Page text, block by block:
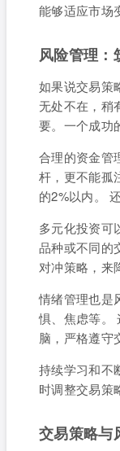
能够适应市场
风险管理：
如果说交易策
无处不在，稍
要。一个成功
合理的资金管
杆，更不能孤
的2%以内。
多元化投资可
品种或不同的
对冲策略，来
情绪管理也是
惧、焦虑等。
脑，严格遵守
持续学习和不
时调整交易策
交易策略与